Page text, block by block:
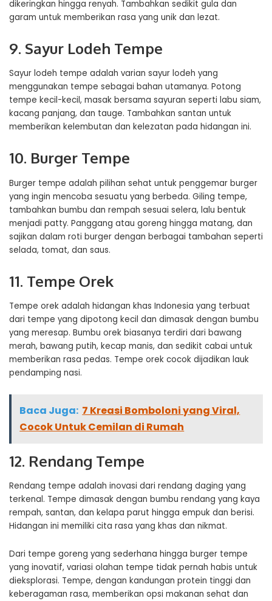
dikeringkan hingga renyah. Tambahkan sedikit gula dan
garam untuk memberikan rasa yang unik dan lezat.
9. Sayur Lodeh Tempe
Sayur lodeh tempe adalah varian sayur lodeh yang
menggunakan tempe sebagai bahan utamanya. Potong
tempe kecil-kecil, masak bersama sayuran seperti labu siam,
kacang panjang, dan tauge. Tambahkan santan untuk
memberikan kelembutan dan kelezatan pada hidangan ini.
10. Burger Tempe
Burger tempe adalah pilihan sehat untuk penggemar burger
yang ingin mencoba sesuatu yang berbeda. Giling tempe,
tambahkan bumbu dan rempah sesuai selera, lalu bentuk
menjadi patty. Panggang atau goreng hingga matang, dan
sajikan dalam roti burger dengan berbagai tambahan seperti
selada, tomat, dan saus.
11. Tempe Orek
Tempe orek adalah hidangan khas Indonesia yang terbuat
dari tempe yang dipotong kecil dan dimasak dengan bumbu
yang meresap. Bumbu orek biasanya terdiri dari bawang
merah, bawang putih, kecap manis, dan sedikit cabai untuk
memberikan rasa pedas. Tempe orek cocok dijadikan lauk
pendamping nasi.
Baca Juga: 7 Kreasi Bomboloni yang Viral,
Cocok Untuk Cemilan di Rumah
12. Rendang Tempe
Rendang tempe adalah inovasi dari rendang daging yang
terkenal. Tempe dimasak dengan bumbu rendang yang kaya
rempah, santan, dan kelapa parut hingga empuk dan berisi.
Hidangan ini memiliki cita rasa yang khas dan nikmat.
Dari tempe goreng yang sederhana hingga burger tempe
yang inovatif, variasi olahan tempe tidak pernah habis untuk
dieksplorasi. Tempe, dengan kandungan protein tinggi dan
keberagaman rasa, memberikan opsi makanan sehat dan